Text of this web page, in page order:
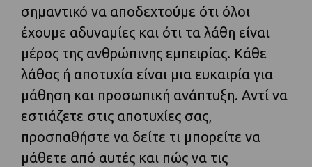
σημαντικό να αποδεχτούμε ότι όλοι
έχουμε αδυναμίες και ότι τα λάθη είναι
μέρος της ανθρώπινης εμπειρίας. Κάθε
λάθος ή αποτυχία είναι μια ευκαιρία για
μάθηση και προσωπική ανάπτυξη. Αντί να
εστιάζετε στις αποτυχίες σας,
προσπαθήστε να δείτε τι μπορείτε να
μάθετε από αυτές και πώς να τις